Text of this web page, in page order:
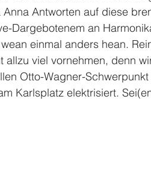
Antworten auf diese
Dargebotenem an
einmal anders hean.
viel vornehmen, denn
Otto-Wagner-
Karlsplatz elektrisiert.